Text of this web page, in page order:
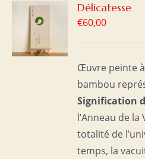
Délicatesse
€60,00
Œuvre peinte
bambou
Signification
l’Anneau de
totalité de
temps, la